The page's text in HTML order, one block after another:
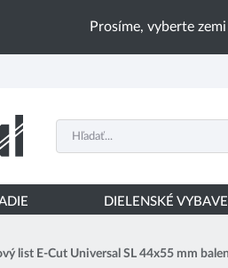
Prosíme, vyberte
DIELENSKÉ
list E-Cut Universal SL 44x55 mm